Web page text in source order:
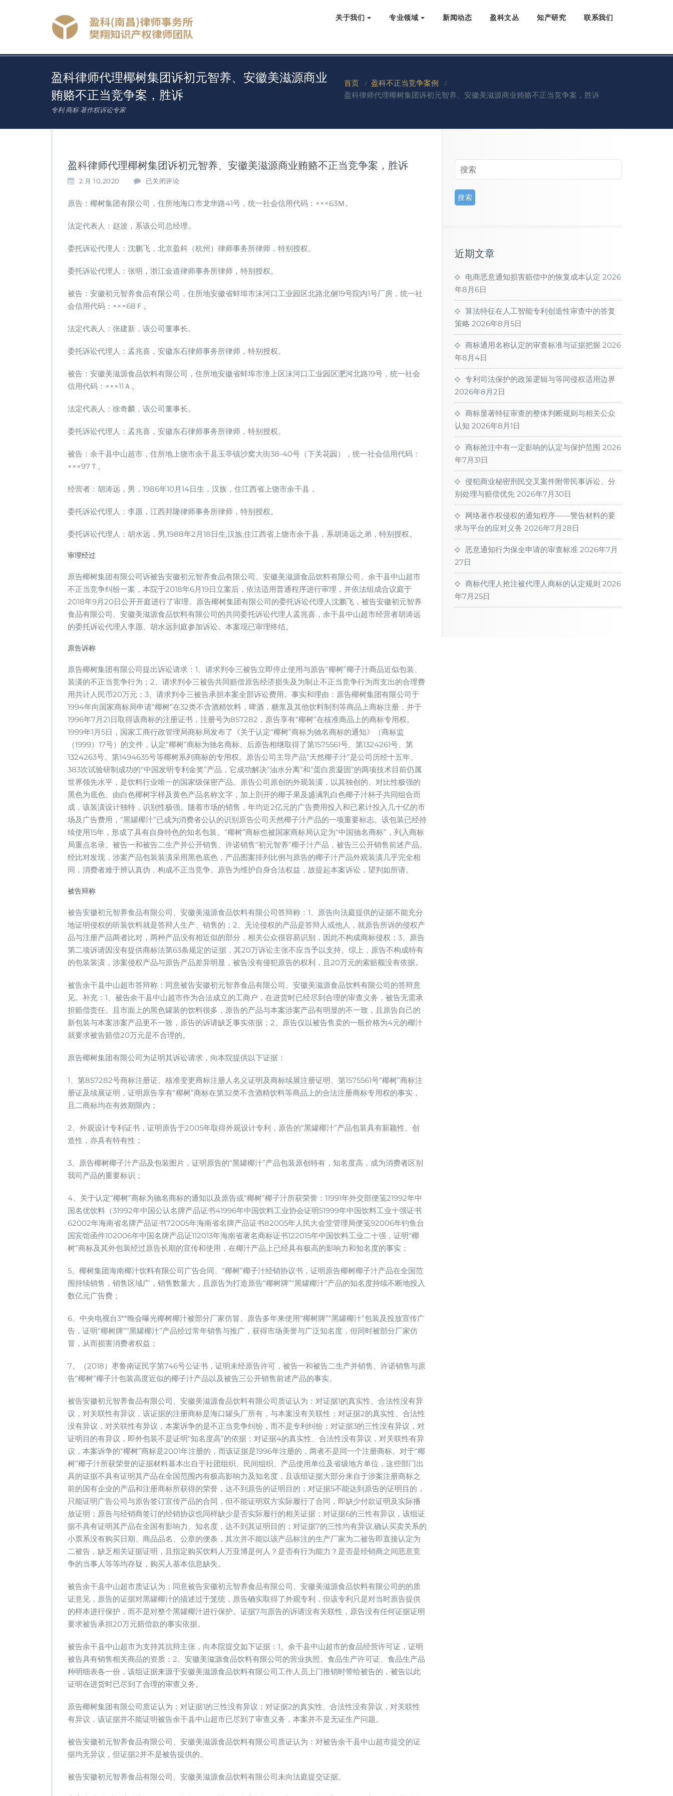
关于我们 专业领域 新闻动态 盈科文丛 知产研究 联系我们
盈科律师代理椰树集团诉初元智养、安徽美滋源商业
贿赂不正当竞争案，胜诉
专利 商标 著作权诉讼专家
首页 / 盈科不正当竞争案例
/
盈科律师代理椰树集团诉初元智养、安徽美滋源商业贿赂不正当竞争案，胜诉
盈科律师代理椰树集团诉初元智养、安徽美滋源商业贿赂不正当竞争案，胜诉
2 月 10,2020
盈
律
师
代
理
树
团
初
元
安
美
源
商
赂
正
竞
争
诉
已关闭评论
原告：椰树集团有限公司，住所地海口市龙华路41号，统一社会信用代码：×××63Ｍ。
法定代表人：赵波，系该公司总经理。
委托诉讼代理人：沈鹏飞，北京盈科（杭州）律师事务所律师，特别授权。
委托诉讼代理人：张明，浙江金道律师事务所律师，特别授权。
被告：安徽初元智养食品有限公司，住所地安徽省蚌埠市沫河口工业园区北路北侧19号院内1号厂房，统一社
会信用代码：×××68Ｆ。
法定代表人：张建新，该公司董事长。
委托诉讼代理人：孟兆喜，安徽东石律师事务所律师，特别授权。
被告：安徽美滋源食品饮料有限公司，住所地安徽省蚌埠市淮上区沫河口工业园区淝河北路19号，统一社会
信用代码：×××11Ａ。
法定代表人：徐奇麟，该公司董事长。
委托诉讼代理人：孟兆喜，安徽东石律师事务所律师，特别授权。
被告：余干县中山超市，住所地上饶市余干县玉亭镇沙窝大街38-40号（下关花园），统一社会信用代码：
×××97Ｔ。
经营者：胡涛远，男，1986年10月14日生，汉族，住江西省上饶市余干县，
委托诉讼代理人：李愿，江西邦隆律师事务所律师，特别授权。
委托诉讼代理人：胡水远，男,1988年2月18日生,汉族,住江西省上饶市余干县，系胡涛远之弟，特别授权。
审理经过
原告椰树集团有限公司诉被告安徽初元智养食品有限公司、安徽美滋源食品饮料有限公司、余干县中山超市
不正当竞争纠纷一案，本院于2018年6月19日立案后，依法适用普通程序进行审理，并依法组成合议庭于
2018年9月20日公开开庭进行了审理。原告椰树集团有限公司的委托诉讼代理人沈鹏飞，被告安徽初元智养
食品有限公司、安徽美滋源食品饮料有限公司的共同委托诉讼代理人孟兆喜，余干县中山超市经营者胡涛远
的委托诉讼代理人李愿、胡水远到庭参加诉讼。本案现已审理终结。
原告诉称
原告椰树集团有限公司提出诉讼请求：1、请求判令三被告立即停止使用与原告“椰树”椰子汁商品近似包装、
装潢的不正当竞争行为；2、请求判令三被告共同赔偿原告经济损失及为制止不正当竞争行为而支出的合理费
用共计人民币20万元；3、请求判令三被告承担本案全部诉讼费用。事实和理由：原告椰树集团有限公司于
1994年向国家商标局申请“椰树”在32类不含酒精饮料，啤酒，糖浆及其他饮料制剂等商品上商标注册，并于
1996年7月21日取得该商标的注册证书，注册号为857282，原告享有“椰树”在核准商品上的商标专用权。
1999年1月5日，国家工商行政管理局商标局发布了《关于认定“椰树”商标为驰名商标的通知》（商标监
（1999）17号）的文件，认定“椰树”商标为驰名商标。后原告相继取得了第1575561号、第1324261号、第
1324263号、第1494635号等椰树系列商标的专用权。原告公司主导产品“天然椰子汁”是公司历经十五年、
383次试验研制成功的“中国发明专利金奖”产品，它成功解决“油水分离”和“蛋白质凝固”的两项技术目前仍属
世界领先水平，是饮料行业唯一的国家级保密产品。原告公司原创的外观装潢，以其独创的、对比性极强的
黑色为底色、由白色椰树字样及黄色产品名称文字，加上剖开的椰子果及盛满乳白色椰子汁杯子共同组合而
成，该装潢设计独特，识别性极强。随着市场的销售，年均近2亿元的广告费用投入和已累计投入几十亿的市
场及广告费用，“黑罐椰汁”已成为消费者公认的识别原告公司天然椰子汁产品的一项重要标志。该包装已经持
续使用15年，形成了具有自身特色的知名包装。“椰树”商标也被国家商标局认定为“中国驰名商标”，列入商标
局重点名录。被告一和被告二生产并公开销售、许诺销售“初元智养”椰子汁产品，被告三公开销售前述产品。
经比对发现，涉案产品包装装潢采用黑色底色，产品图案排列比例与原告的椰子汁产品外观装潢几乎完全相
同，消费者难于辨认真伪，构成不正当竞争。原告为维护自身合法权益，故提起本案诉讼，望判如所请。
被告辩称
被告安徽初元智养食品有限公司、安徽美滋源食品饮料有限公司答辩称：1、原告向法庭提供的证据不能充分
地证明侵权的听装饮料就是答辩人生产、销售的；2、无论侵权的产品是答辩人或他人，就原告所诉的侵权产
品与注册产品两者比对，两种产品没有相近似的部分，相关公众很容易识别，因此不构成商标侵权；3、原告
第二项诉请因没有提供商标法第63条规定的证据，其20万诉讼主张不应当予以支持。综上，原告不构成特有
的包装装潢，涉案侵权产品与原告产品差异明显，被告没有侵犯原告的权利，且20万元的索赔额没有依据。
被告余干县中山超市答辩称：同意被告安徽初元智养食品有限公司、安徽美滋源食品饮料有限公司的答辩意
见。补充：1、被告余干县中山超市作为合法成立的工商户，在进货时已经尽到合理的审查义务，被告无需承
担赔偿责任。且市面上的黑色罐装的饮料很多，原告的产品与本案涉案产品有明显的不一致，且原告自己的
新包装与本案涉案产品更不一致，原告的诉请缺乏事实依据；2、原告仅以被告售卖的一瓶价格为4元的椰汁
就要求被告赔偿20万元是不合理的。
原告椰树集团有限公司为证明其诉讼请求，向本院提供以下证据：
1、第857282号商标注册证、核准变更商标注册人名义证明及商标续展注册证明、第1575561号“椰树”商标注
册证及续展证明，证明原告享有“椰树”商标在第32类不含酒精饮料等商品上的合法注册商标专用权的事实，
且二商标均在有效期限内；
2、外观设计专利证书，证明原告于2005年取得外观设计专利，原告的“黑罐椰汁”产品包装具有新颖性、创
造性，亦具有特有性；
3、原告椰树椰子汁产品及包装图片，证明原告的“黑罐椰汁”产品包装原创特有，知名度高，成为消费者区别
我司产品的重要标识；
4、关于认定“椰树”商标为驰名商标的通知以及原告或“椰树”椰子汁所获荣誉：11991年外交部便笺21992年中
国名优饮料（31992年中国公认名牌产品证书41996年中国饮料工业协会证明51999年中国饮料工业十强证书
62002年海南省名牌产品证书72005年海南省名牌产品证书82005年人民大会堂管理局便笺92006年钓鱼台
国宾馆函件102006年中国名牌产品证112013年海南省著名商标证书122015年中国饮料工业二十强，证明“椰
树”商标及其外包装经过原告长期的宣传和使用，在椰汁产品上已经具有极高的影响力和知名度的事实；
5、椰树集团海南椰汁饮料有限公司广告合同、“椰树”椰子汁经销协议书，证明原告椰树椰子汁产品在全国范
围持续销售，销售区域广，销售数量大，且原告为打造原告“椰树牌”“黑罐椰汁”产品的知名度持续不断地投入
数亿元广告费；
6、中央电视台3**晚会曝光椰树椰汁被部分厂家仿冒、原告多年来使用“椰树牌”“黑罐椰汁”包装及投放宣传广
告，证明“椰树牌”“黑罐椰汁”产品经过常年销售与推广，获得市场美誉与广泛知名度，但同时被部分厂家仿
冒，从而损害消费者权益；
7、（2018）枣鲁南证民字第746号公证书，证明未经原告许可，被告一和被告二生产并销售、许诺销售与原
告“椰树”椰子汁包装高度近似的椰子汁产品以及被告三公开销售前述产品的事实。
被告安徽初元智养食品有限公司、安徽美滋源食品饮料有限公司质证认为：对证据1的真实性、合法性没有异
议，对关联性有异议，该证据的注册商标是海口罐头厂所有，与本案没有关联性；对证据2的真实性、合法性
没有异议，对关联性有异议，本案诉争的是不正当竞争纠纷，而不是专利纠纷；对证据3的三性没有异议，对
证明目的有异议，即外包装不是证明“知名度高”的依据；对证据4的真实性、合法性没有异议，对关联性有异
议，本案诉争的“椰树”商标是2001年注册的，而该证据是1996年注册的，两者不是同一个注册商标。对于“椰
树”椰子汁所获荣誉的证据材料基本出自于社团组织、民间组织、产品使用单位及省级地方单位，这些部门出
具的证据不具有证明其产品在全国范围内有极高影响力及知名度，且该组证据大部分来自于涉案注册商标之
前的国有企业的产品和注册商标所获得的荣誉，达不到原告的证明目的；对证据5不能达到原告的证明目的，
只能证明广告公司与原告签订宣传产品的合同，但不能证明双方实际履行了合同，即缺少付款证明及实际播
放证明；原告与经销商签订的经销协议也同样缺少是否实际履行的相关证据；对证据6的三性有异议，该组证
据不具有证明其产品在全国有影响力、知名度，达不到其证明目的；对证据7的三性均有异议,确认买卖关系的
小票系没有购买日期、商品品名、公章的便条，其次并不能以该产品标注的生产厂家为二被告即直接认定为
二被告，缺乏相关证据证明，且指定购买饮料人万亚博是何人？是否有行为能力？是否是经销商之间恶意竞
争的当事人等等均存疑，购买人基本信息缺失。
被告余干县中山超市质证认为：同意被告安徽初元智养食品有限公司、安徽美滋源食品饮料有限公司的的质
证意见，原告的证据对黑罐椰汁的描述过于笼统，原告确实取得了外观专利，但该专利只是对当时原告提供
的样本进行保护，而不是对整个黑罐椰汁进行保护。证据7与原告的诉请没有关联性，原告没有任何证据证明
要求被告承担20万元赔偿款的事实依据。
被告余干县中山超市为支持其抗辩主张，向本院提交如下证据：1、余干县中山超市的食品经营许可证，证明
被告具有销售相关商品的资质；2、安徽美滋源食品饮料有限公司的营业执照、食品生产许可证、食品生产品
种明细表各一份，该组证据来源于安徽美滋源食品饮料有限公司工作人员上门推销时带给被告的，被告以此
证明在进货时已尽到了合理的审查义务。
原告椰树集团有限公司质证认为：对证据1的三性没有异议；对证据2的真实性、合法性没有异议，对关联性
有异议，该证据并不能证明被告余干县中山超市已尽到了审查义务，本案并不是无证生产问题。
被告安徽初元智养食品有限公司、安徽美滋源食品饮料有限公司质证认为：对被告余干县中山超市提交的证
据均无异议，但证据2并不是被告提供的。
被告安徽初元智养食品有限公司、安徽美滋源食品饮料有限公司未向法庭提交证据。
近期文章
电商恶意通知损害赔偿中的恢复成本认定 2026
年8月6日
算法特征在人工智能专利创造性审查中的答复
策略 2026年8月5日
商标通用名称认定的审查标准与证据把握 2026
年8月4日
专利司法保护的政策逻辑与等同侵权适用边界
2026年8月2日
商标显著特征审查的整体判断规则与相关公众
认知 2026年8月1日
商标抢注中有一定影响的认定与保护范围 2026
年7月31日
侵犯商业秘密刑民交叉案件附带民事诉讼、分
别处理与赔偿优先 2026年7月30日
网络著作权侵权的通知程序——警告材料的要
求与平台的应对义务 2026年7月28日
恶意通知行为保全申请的审查标准 2026年7月
27日
商标代理人抢注被代理人商标的认定规则 2026
年7月25日